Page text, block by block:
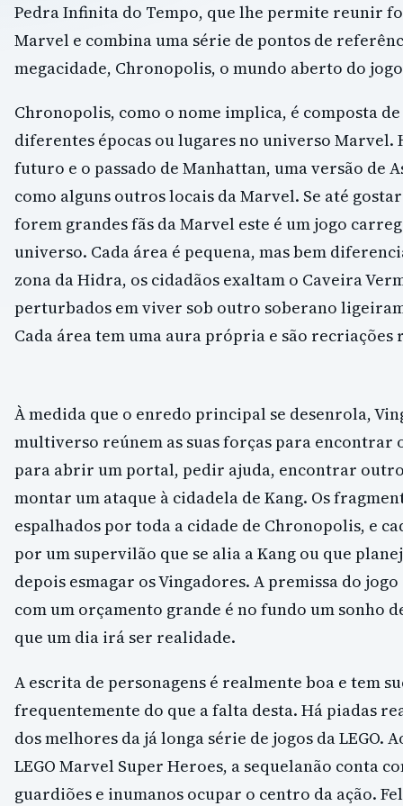
Pedra Infinita do Tempo, que lhe permite reunir
Marvel e combina uma série de pontos de
megacidade, Chronopolis, o mundo aberto do
Chronopolis, como o nome implica, é composta
diferentes épocas ou lugares no universo Marvel.
futuro e o passado de Manhattan, uma versão de
como alguns outros locais da Marvel. Se até
forem grandes fãs da Marvel este é um jogo
universo. Cada área é pequena, mas bem
zona da Hidra, os cidadãos exaltam o Caveira
perturbados em viver sob outro soberano
Cada área tem uma aura própria e são
À medida que o enredo principal se desenrola,
multiverso reúnem as suas forças para encontrar
para abrir um portal, pedir ajuda, encontrar
montar um ataque à cidadela de Kang. Os
espalhados por toda a cidade de Chronopolis, e
por um supervilão que se alia a Kang ou que
depois esmagar os Vingadores. A premissa do
com um orçamento grande é no fundo um sonho
que um dia irá ser realidade.
A escrita de personagens é realmente boa e tem
frequentemente do que a falta desta. Há piadas
dos melhores da já longa série de jogos da
LEGO Marvel Super Heroes, a sequelanão conta
guardiões e inumanos ocupar o centro da ação.